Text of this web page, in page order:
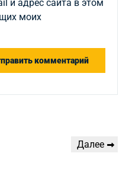
и адрес сайта в этом
моих
Следующая
Далее